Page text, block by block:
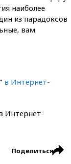
наиболее
из парадоксов
вам
в Интернет-
Интернет-
Поделиться